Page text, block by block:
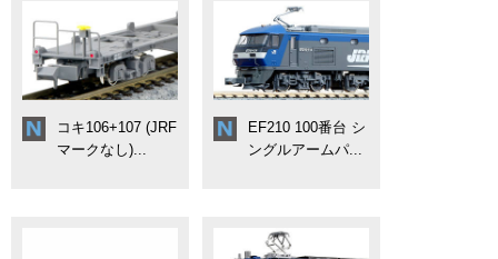
コキ106+107 (JRF
マークなし)...
EF210 100番台 シ
ングルアームパ...